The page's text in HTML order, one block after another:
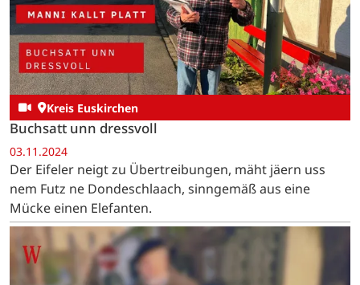
Kreis Euskirchen
Buchsatt unn dressvoll
03.11.2024
Der Eifeler neigt zu Übertreibungen, mäht jäern uss
nem Futz ne Dondeschlaach, sinngemäß aus eine
Mücke einen Elefanten.